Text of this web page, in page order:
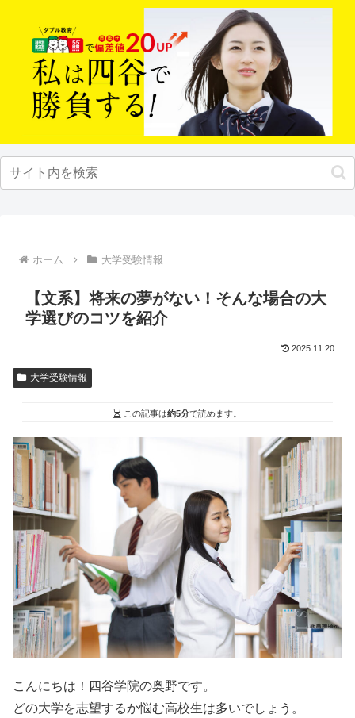
ホーム 大学受験情報
【文系】将来の夢がない！そんな場合の大
学選びのコツを紹介
2025.11.20
大学受験情報
この記事は約5分で読めます。
こんにちは！四谷学院の奥野です。
どの大学を志望するか悩む高校生は多いでしょう。